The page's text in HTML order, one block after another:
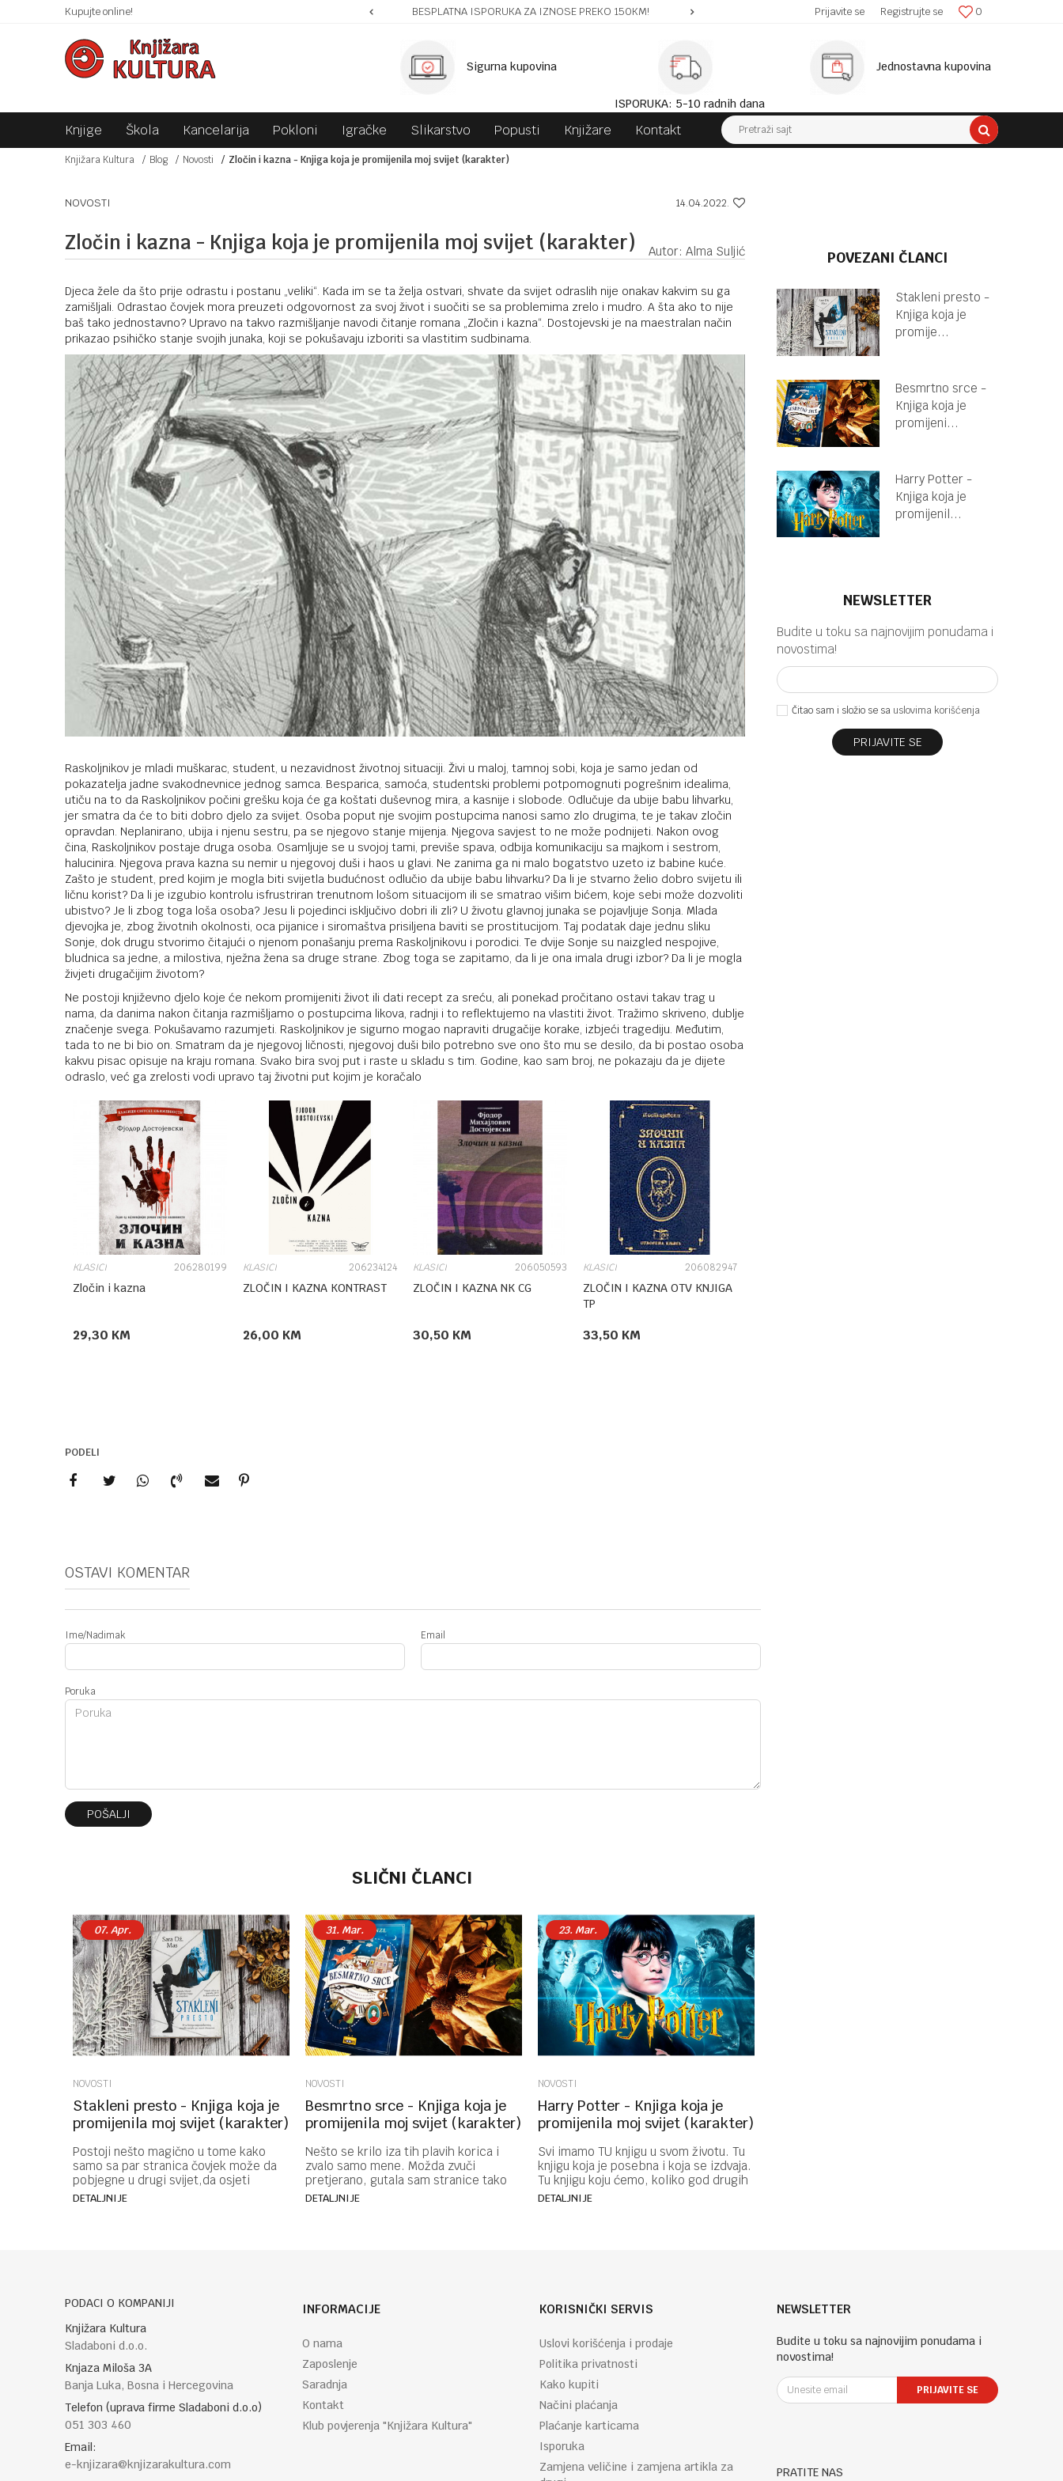
Kupujte online!SIGURNO PLAĆANJE PLATNIM KARTICAMA! BESPLATNA ISPORUKA ZA IZNOSE PREKO 150KM! SIGURNA ISPORUKA! 0
Prijavite se Registrujte se
Sigurna kupovina
ISPORUKA: 5-10 radnih dana
Jednostavna kupovina
Knjige Škola Kancelarija Pokloni Igračke Slikarstvo Popusti Knjižare Kontakt Pretraži sajt
Knjižara Kultura Blog Novosti Zločin i kazna - Knjiga koja je promijenila moj svijet (karakter)
NOVOSTI 14.04.2022.
Autor: Alma Suljić
Zločin i kazna - Knjiga koja je promijenila moj svijet (karakter)
Djeca žele da što prije odrastu i postanu „veliki“. Kada im se ta želja ostvari, shvate da svijet odraslih nije onakav kakvim su ga
zamišljali. Odrastao čovjek mora preuzeti odgovornost za svoj život i suočiti se sa problemima zrelo i mudro. A šta ako to nije
baš tako jednostavno? Upravo na takvo razmišljanje navodi čitanje romana „Zločin i kazna“. Dostojevski je na maestralan način
prikazao psihičko stanje svojih junaka, koji se pokušavaju izboriti sa vlastitim sudbinama.
Raskoljnikov je mladi muškarac, student, u nezavidnost životnoj situaciji. Živi u maloj, tamnoj sobi, koja je samo jedan od
pokazatelja jadne svakodnevnice jednog samca. Besparica, samoća, studentski problemi potpomognuti pogrešnim idealima,
utiču na to da Raskoljnikov počini grešku koja će ga koštati duševnog mira, a kasnije i slobode. Odlučuje da ubije babu lihvarku,
jer smatra da će to biti dobro djelo za svijet. Osoba poput nje svojim postupcima nanosi samo zlo drugima, te je takav zločin
opravdan. Neplanirano, ubija i njenu sestru, pa se njegovo stanje mijenja. Njegova savjest to ne može podnijeti. Nakon ovog
čina, Raskoljnikov postaje druga osoba. Osamljuje se u svojoj tami, previše spava, odbija komunikaciju sa majkom i sestrom,
halucinira. Njegova prava kazna su nemir u njegovoj duši i haos u glavi. Ne zanima ga ni malo bogatstvo uzeto iz babine kuće.
Zašto je student, pred kojim je mogla biti svijetla budućnost odlučio da ubije babu lihvarku? Da li je stvarno želio dobro svijetu ili
ličnu korist? Da li je izgubio kontrolu isfrustriran trenutnom lošom situacijom ili se smatrao višim bićem, koje sebi može dozvoliti
ubistvo? Je li zbog toga loša osoba? Jesu li pojedinci isključivo dobri ili zli? U životu glavnoj junaka se pojavljuje Sonja. Mlada
djevojka je, zbog životnih okolnosti, oca pijanice i siromaštva prisiljena baviti se prostitucijom. Taj podatak daje jednu sliku
Sonje, dok drugu stvorimo čitajući o njenom ponašanju prema Raskoljnikovu i porodici. Te dvije Sonje su naizgled nespojive,
bludnica sa jedne, a milostiva, nježna žena sa druge strane. Zbog toga se zapitamo, da li je ona imala drugi izbor? Da li je mogla
živjeti drugačijim životom?
Ne postoji književno djelo koje će nekom promijeniti život ili dati recept za sreću, ali ponekad pročitano ostavi takav trag u
nama, da danima nakon čitanja razmišljamo o postupcima likova, radnji i to reflektujemo na vlastiti život. Tražimo skriveno, dublje
značenje svega. Pokušavamo razumjeti. Raskoljnikov je sigurno mogao napraviti drugačije korake, izbjeći tragediju. Međutim,
tada to ne bi bio on. Smatram da je njegovoj ličnosti, njegovoj duši bilo potrebno sve ono što mu se desilo, da bi postao osoba
kakvu pisac opisuje na kraju romana. Svako bira svoj put i raste u skladu s tim. Godine, kao sam broj, ne pokazaju da je dijete
odraslo, već ga zrelosti vodi upravo taj životni put kojim je koračalo
KLASICI 206280199
Zločin i kazna
29,30 KM
KLASICI 206234124
ZLOČIN I KAZNA KONTRAST
26,00 KM
KLASICI 206050593
ZLOČIN I KAZNA NK CG
30,50 KM
KLASICI 206082947
ZLOČIN I KAZNA OTV KNJIGA
TP
33,50 KM
PODELI
OSTAVI KOMENTAR
Ime/Nadimak Email
Poruka
POŠALJI
SLIČNI ČLANCI
07. Apr.
NOVOSTI
Stakleni presto - Knjiga koja je
promijenila moj svijet (karakter)
Postoji nešto magično u tome kako
samo sa par stranica čovjek može da
pobjegne u drugi svijet,da osjeti
radost,tugu,da se osjeća manje
DETALJNIJE
31. Mar.
NOVOSTI
Besmrtno srce - Knjiga koja je
promijenila moj svijet (karakter)
Nešto se krilo iza tih plavih korica i
zvalo samo mene. Možda zvuči
pretjerano, gutala sam stranice tako
proždrljivo, gladna sljedećih,
DETALJNIJE
23. Mar.
NOVOSTI
Harry Potter - Knjiga koja je
promijenila moj svijet (karakter)
Svi imamo TU knjigu u svom životu. Tu
knjigu koja je posebna i koja se izdvaja.
Tu knjigu koju ćemo, koliko god drugih
knjiga pročitali, smatrati najboljom. ...
DETALJNIJE
POVEZANI ČLANCI
Stakleni presto -
Knjiga koja je
promije...
Besmrtno srce -
Knjiga koja je
promijeni...
Harry Potter -
Knjiga koja je
promijenil...
NEWSLETTER
Budite u toku sa najnovijim ponudama i
novostima!
Čitao sam i složio se sa uslovima korišćenja
PRIJAVITE SE
PODACI O KOMPANIJI
Knjižara Kultura
Sladaboni d.o.o.
Knjaza Miloša 3A
Banja Luka, Bosna i Hercegovina
Telefon (uprava firme Sladaboni d.o.o)
051 303 460
Email:
e-knjizara@knjizarakultura.com
INFORMACIJE
O nama
Zaposlenje
Saradnja
Kontakt
Klub povjerenja "Knjižara Kultura"
KORISNIČKI SERVIS
Uslovi korišćenja i prodaje
Politika privatnosti
Kako kupiti
Načini plaćanja
Plaćanje karticama
Isporuka
Zamjena veličine i zamjena artikla za
NEWSLETTER
Budite u toku sa najnovijim ponudama i
novostima!
PRIJAVITE SE
PRATITE NAS